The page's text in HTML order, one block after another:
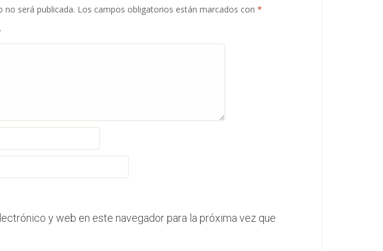
no será publicada. Los campos obligatorios están marcados con*
y web en este navegador para la próxima vez que